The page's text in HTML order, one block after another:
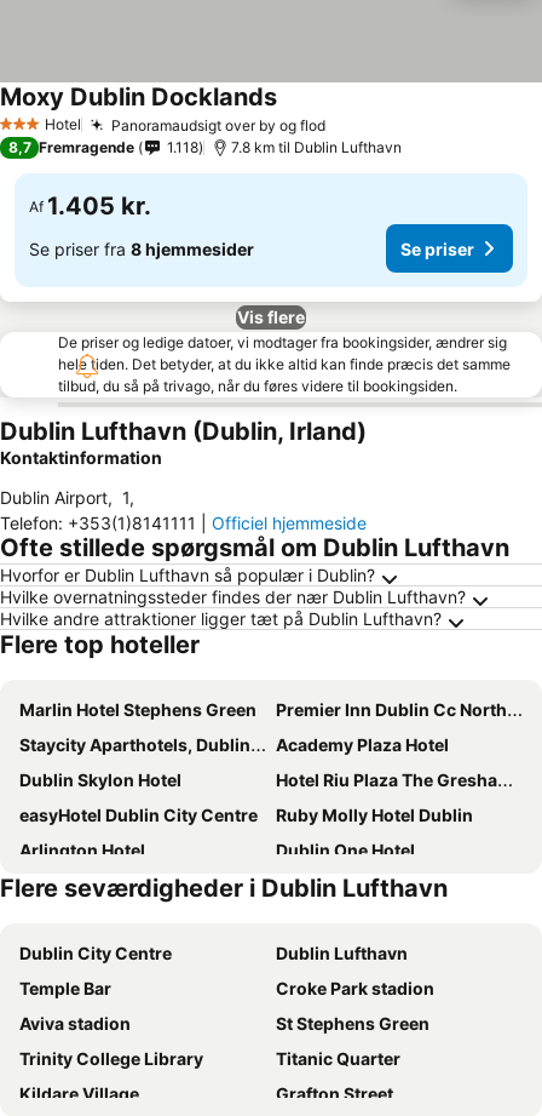
3 StjernerHotel Panoramaudsigt over by og flod
Moxy Dublin Docklands
8,7 Fremragende 1.118 7.8 km til Dublin Lufthavn
Af 1.405 kr.
Se priser fra 8 hjemmesider Se priser
Vis flere
De priser og ledige datoer, vi modtager fra bookingsider, ændrer sig
hele tiden. Det betyder, at du ikke altid kan finde præcis det samme
tilbud, du så på trivago, når du føres videre til bookingsiden.
Dublin Lufthavn (Dublin, Irland)
Kontaktinformation
Dublin Airport, 1,
Telefon: +353(1)8141111 Officiel hjemmeside
Ofte stillede spørgsmål om Dublin Lufthavn
Hvorfor er Dublin Lufthavn så populær i Dublin?
Hvilke overnatningssteder findes der nær Dublin Lufthavn?
Hvilke andre attraktioner ligger tæt på Dublin Lufthavn?
Flere top hoteller
Marlin Hotel Stephens Green
Premier Inn Dublin Cc North Docklands
Staycity Aparthotels, Dublin, City Centre
Academy Plaza Hotel
Dublin Skylon Hotel
Hotel Riu Plaza The Gresham Dublin
easyHotel Dublin City Centre
Ruby Molly Hotel Dublin
Arlington Hotel
Dublin One Hotel
Clayton Hotel Liffey Valley
Staycity Aparthotels, Dublin, City Quay
The Fleet
Hampton by Hilton Dublin City Centre
The Hendrick Smithfield
Maldron Hotel Newlands Cross
Point A Hotel Dublin Parnell Street
Hilton Garden Inn Dublin City Centre
Clayton Hotel Burlington Road
Dublin City Centre (Gloucester Street South) Hotel
The Green Isle Hotel Dublin
The Bonnington Dublin
Flere seværdigheder i Dublin Lufthavn
Dublin City Centre
Dublin Lufthavn
Temple Bar
Croke Park stadion
Aviva stadion
St Stephens Green
Trinity College Library
Titanic Quarter
Kildare Village
Grafton Street